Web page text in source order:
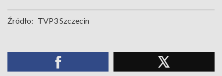
Źródło: TVP3 Szczecin